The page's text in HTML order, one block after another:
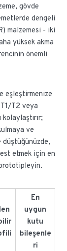
gövde
dengeli
malzemesi - iki
yüksek akma
önemli
eşleştirmenize
T1/T2 veya
ve
düştüğünüzde,
etmek için en
En
uygun
kutu
bileşenle
ri